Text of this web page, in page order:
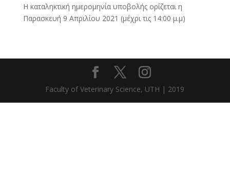
Η καταληκτική ημερομηνία υποβολής ορίζεται η
Παρασκευή 9 Απριλίου 2021 (μέχρι τις 14:00 μ.μ)
Faculty of Veterinary Science, UTH | 2019